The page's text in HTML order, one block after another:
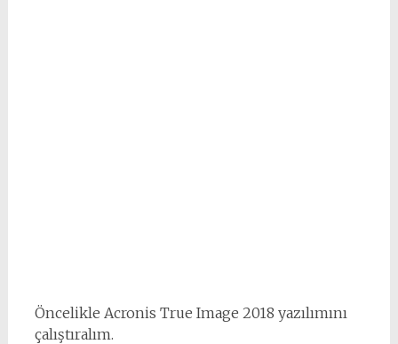
Öncelikle Acronis True Image 2018 yazılımını
çalıştıralım.